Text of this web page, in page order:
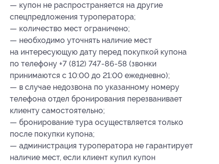
— купон не распространяется на другие
спецпредложения туроператора;
— количество мест ограничено;
— необходимо уточнять наличие мест
на интересующую дату перед покупкой купона
по телефону +7 (812) 747-86-58 (звонки
принимаются с 10:00 до 21:00 ежедневно);
— в случае недозвона по указанному номеру
телефона отдел бронирования перезванивает
клиенту самостоятельно;
— бронирование тура осуществляется только
после покупки купона;
— администрация туроператора не гарантирует
наличие мест, если клиент купил купон